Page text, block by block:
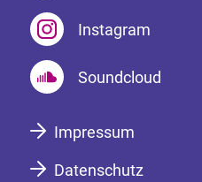
Instagram
Soundcloud
Impressum
Datenschutz